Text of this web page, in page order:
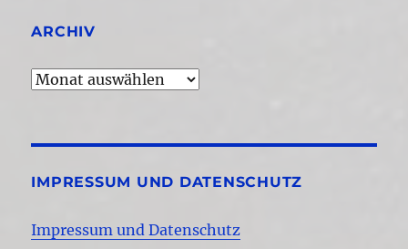
ARCHIV
Archiv
IMPRESSUM UND DATENSCHUTZ
Impressum und Datenschutz